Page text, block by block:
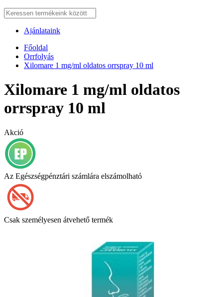
Ajánlataink
Főoldal
Orrfolyás
Xilomare 1 mg/ml oldatos orrspray 10 ml
Xilomare 1 mg/ml oldatos
orrspray 10 ml
Akció
Az Egészségpénztári számlára elszámolható
Csak személyesen átvehető termék